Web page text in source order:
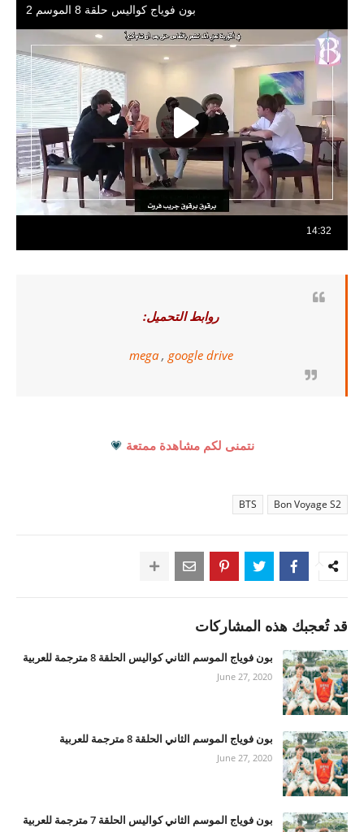
روابط التحميل:
mega, google drive
نتمنى لكم مشاهدة ممتعة 💗
Bon Voyage S2
BTS
قد تُعجبك هذه المشاركات
بون فوياج الموسم الثاني كواليس الحلقة 8 مترجمة للعربية
June 27, 2020
بون فوياج الموسم الثاني الحلقة 8 مترجمة للعربية
June 27, 2020
بون فوياج الموسم الثاني كواليس الحلقة 7 مترجمة للعربية